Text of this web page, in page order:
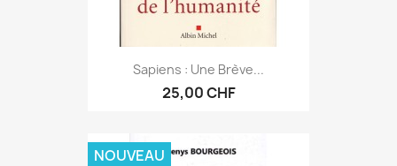
Sapiens : Une Brève...
25,00 CHF
NOUVEAU